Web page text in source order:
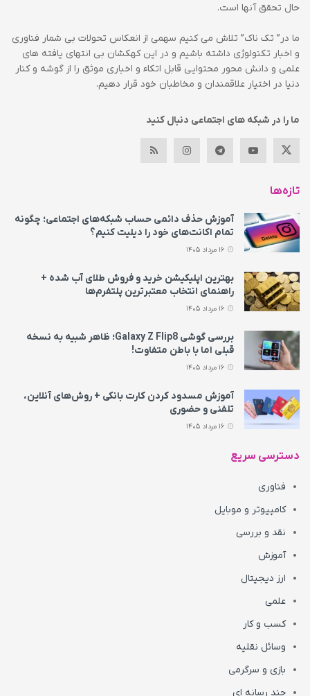
حال تحقق آنها است.
ما در” تک ناک” تلاش می کنیم سهمی از انعکاس تحولات بی شمار فناوری
و اخبار تکنولوژی داشته باشیم و در این کهکشان بی انتهای یافته های
علمی و دانش محور محتوایی قابل اتکاء و اخباری موثق را از گوشه و کنار
دنیا در اختیار علاقمندان و مخاطبان خود قرار دهیم.
ما را در شبکه های اجتماعی دنبال کنید
تازه‌ها
آموزش حذف دائمی حساب شبکه‌های اجتماعی؛ چگونه
تمام اکانت‌های خود را دیلیت کنیم؟
بهترین اپلیکیشن خرید و فروش طلای آب شده +
راهنمای انتخاب معتبرترین پلتفرم‌ها
بررسی گوشی Galaxy Z Flip8؛ ظاهر شبیه به نسخه
قبلی اما با باطن متفاوت!
آموزش مسدود کردن کارت بانکی + روش‌های آنلاین،
تلفنی و حضوری
دسترسی سریع
فناوری
کامپیوتر و موبایل
نقد و بررسی
آموزش
ارز دیجیتال
علمی
کسب و کار
وسائل نقلیه
بازی و سرگرمی
چند رسانه ای